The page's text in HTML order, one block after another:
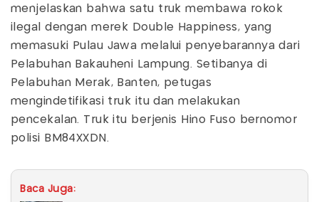
menjelaskan bahwa satu truk membawa rokok
ilegal dengan merek Double Happiness, yang
memasuki Pulau Jawa melalui penyebarannya dari
Pelabuhan Bakauheni Lampung. Setibanya di
Pelabuhan Merak, Banten, petugas
mengindetifikasi truk itu dan melakukan
pencekalan. Truk itu berjenis Hino Fuso bernomor
polisi BM84XXDN.
Baca Juga: